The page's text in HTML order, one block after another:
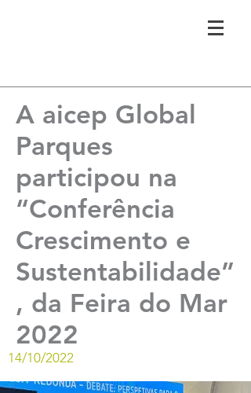
A aicep Global
Parques
participou na
“Conferência
Crescimento e
Sustentabilidade”
, da Feira do Mar
2022
14/10/2022